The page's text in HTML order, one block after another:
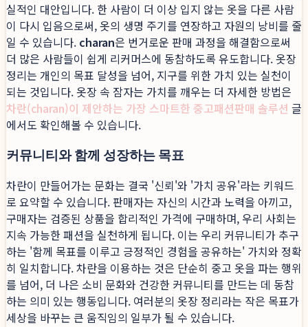
실적인 대안입니다. 한 사람이 더 이상 입지 않는 옷을 다른 사람
이 다시 입음으로써, 옷의 생명 주기를 연장하고 자원의 낭비를 줄
일 수 있습니다. charan은 번거로운 판매 과정을 해결함으로써
더 많은 사람들이 쉽게 리커머스에 동참하도록 유도합니다. 옷장
정리는 개인의 목표 달성을 넘어, 지구를 위한 가치 있는 실천이
되는 것입니다. 옷장 속 잠자는 가치를 깨우는 더 자세한 방법은
차란(charan)이 제안하는 가장 스마트한 중고패션판매 솔루션 글
에서도 확인해볼 수 있습니다.
커뮤니티와 함께 성장하는 목표
차란이 만들어가는 문화는 결국 '신뢰'와 '가치 공유'라는 키워드
로 요약할 수 있습니다. 판매자는 자신의 시간과 노력을 아끼고,
구매자는 검증된 상품을 합리적인 가격에 구매하며, 우리 사회는
지속 가능한 패션을 실천하게 됩니다. 이는 우리 커뮤니티가 추구
하는 '함께 목표를 이루고 긍정적인 경험을 공유하는' 가치와 정확
히 일치합니다. 차란을 이용하는 것은 단순히 중고 옷을 파는 행위
를 넘어, 더 나은 소비 문화와 건강한 커뮤니티를 만드는 데 동참
하는 의미 있는 행동입니다. 여러분의 옷장 정리라는 작은 목표가
세상을 바꾸는 큰 움직임의 일부가 될 수 있습니다.